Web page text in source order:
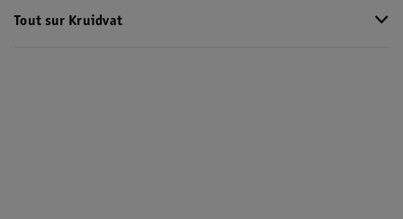
Tout sur Kruidvat